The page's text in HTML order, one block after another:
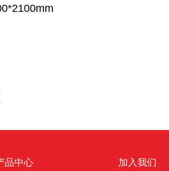
品中心 加入我们